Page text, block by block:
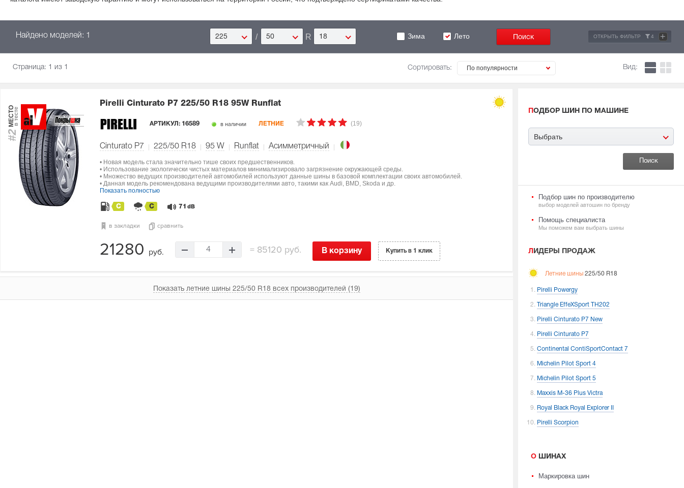
Найдено моделей: 1 225 / 50 R 18 Зима Лето ОТКРЫТЬ ФИЛЬТР 4 +
Страница: 1 из 1 Сортировать: По популярности Вид:
#2
МЕСТОв тесте
Pirelli Cinturato P7 225/50 R18 95W Runflat
АРТИКУЛ: 16589 в наличии ЛЕТНИЕ (19)
Cinturato P7 225/50 R18 95 W Runflat Асимметричный
• Новая модель стала значительно тише своих предшественников.
• Использование экологически чистых материалов минимализировало загрязнение окружающей среды.
• Множество ведущих производителей автомобилей используют данные шины в базовой комплектации своих автомобилей.
• Данная модель рекомендована ведущими производителями авто, такими как Audi, BMD, Skoda и др.
Показать полностью
C C 71 dB
в закладки сравнить
21280 руб. 4 = 85120 руб. В корзину Купить в 1 клик
Показать летние шины 225/50 R18 всех производителей (19)
ПОДБОР ШИН ПО МАШИНЕ
Выбрать
Подбор шин по производителю
выбор моделей автошин по бренду
Помощь специалиста
Мы поможем вам выбрать шины
ЛИДЕРЫ ПРОДАЖ
Летние шины 225/50 R18
Pirelli Powergy
Triangle EffeXSport TH202
Pirelli Cinturato P7 New
Pirelli Cinturato P7
Continental ContiSportContact 7
Michelin Pilot Sport 4
Michelin Pilot Sport 5
Maxxis M-36 Plus Victra
Royal Black Royal Explorer II
Pirelli Scorpion
О ШИНАХ
Маркировка шин